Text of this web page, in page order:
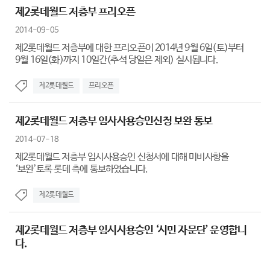
제2롯데월드 저층부 프리오픈
2014-09-05
제2롯데월드 저층부에 대한 프리오픈이 2014년 9월 6일(토)부터
9월 16일(화)까지 10일간(추석 당일은 제외) 실시됩니다.
제2롯데월드 프리오픈
제2롯데월드 저층부 임사사용승인신청 보완 통보
2014-07-18
제2롯데월드 저층부 임시사용승인 신청서에 대해 미비사항을
‘보완’토록 롯데 측에 통보하였습니다.
제2롯데월드
제2롯데월드 저층부 임시사용승인 ‘시민 자문단’ 운영합니
다.